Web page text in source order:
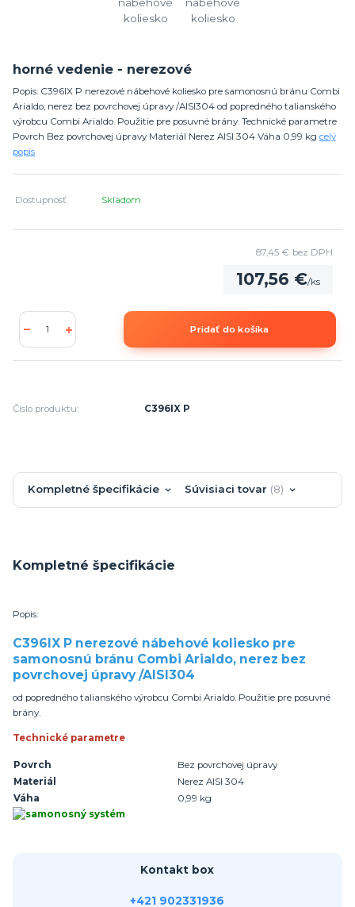
horné vedenie - nerezové
Popis: C396IX P nerezové nábehové koliesko pre samonosnú bránu Combi
Arialdo, nerez bez povrchovej úpravy /AISI304 od popredného talianského
výrobcu Combi Arialdo. Použitie pre posuvné brány. Technické parametre
Povrch Bez povrchovej úpravy Materiál Nerez AISI 304 Váha 0,99 kg celý
popis
Dostupnosť Skladom
107,56 €/ks
87,45 € bez DPH
Pridať do košíka
Číslo produktu: C396IX P
Kompletné špecifikácie Súvisiaci tovar 8
Kompletné špecifikácie
Popis:
C396IX P nerezové nábehové koliesko pre
samonosnú bránu Combi Arialdo, nerez bez
povrchovej úpravy /AISI304
od popredného talianského výrobcu Combi Arialdo. Použitie pre posuvné
brány.
Technické parametre
Povrch
Bez povrchovej úpravy
Materiál
Nerez AISI 304
Váha
0,99 kg
Kontakt box
+421 902331936